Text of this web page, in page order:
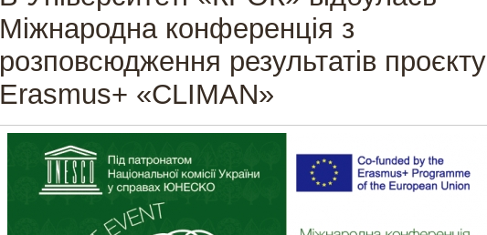
Міжнародна конференція з
розповсюдження результатів проєкту
Erasmus+ «CLIMAN»